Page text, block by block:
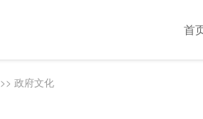
首
>>政府文化